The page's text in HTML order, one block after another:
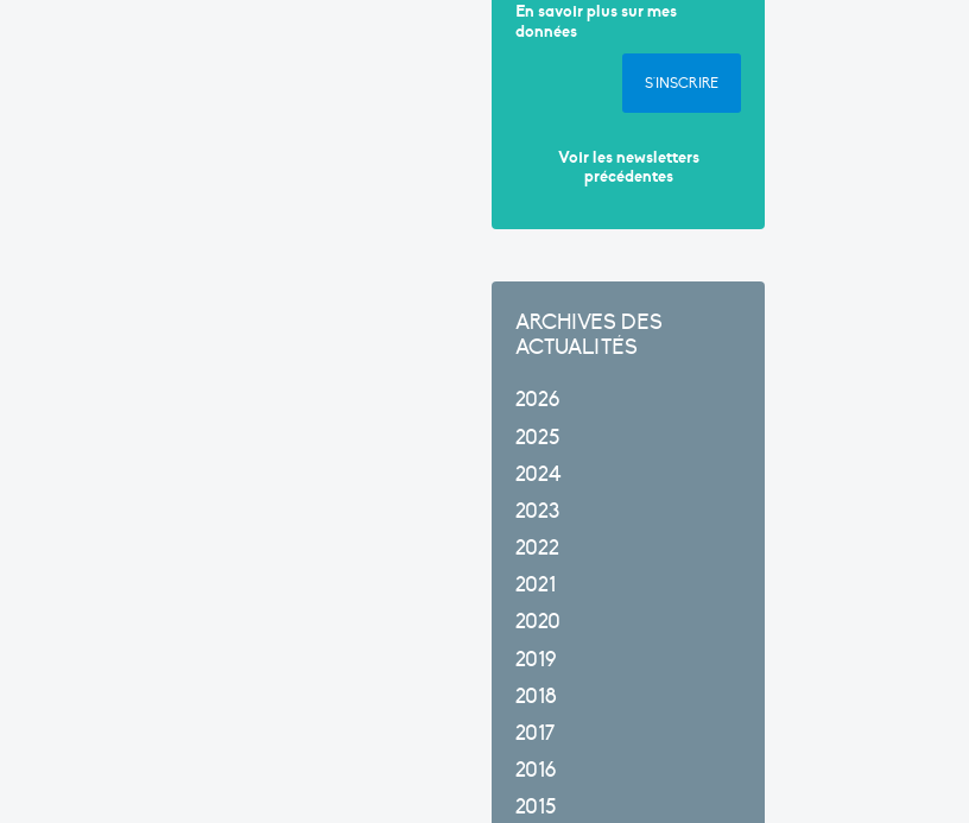
En savoir plus sur mes
données
S'INSCRIRE
Voir les newsletters
précédentes
ARCHIVES DES
ACTUALITÉS
2026
2025
2024
2023
2022
2021
2020
2019
2018
2017
2016
2015